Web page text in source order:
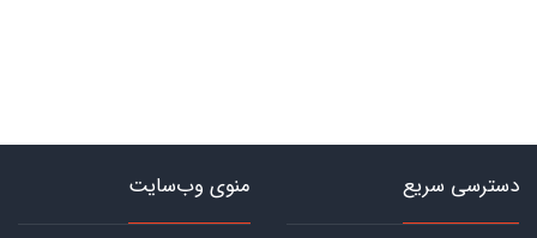
دسترسی سریع منوی وب‌سایت